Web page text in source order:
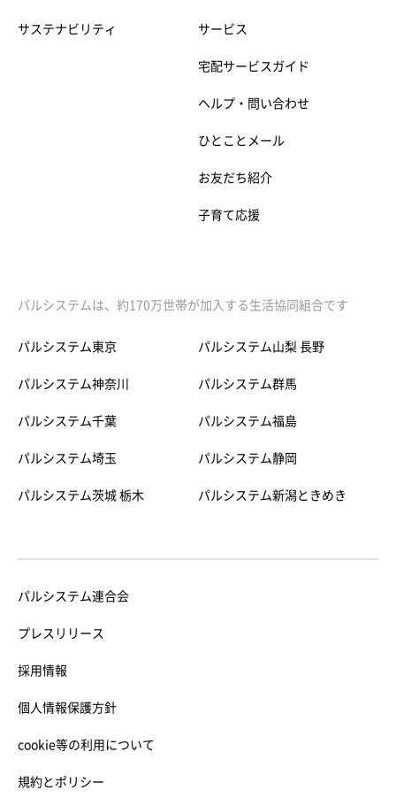
サステナビリティ サービス
宅配サービスガイド
ヘルプ・問い合わせ
ひとことメール
お友だち紹介
子育て応援
パルシステムは、約170万世帯が加入する生活協同組合です
パルシステム東京
パルシステム神奈川
パルシステム千葉
パルシステム埼玉
パルシステム茨城 栃木
パルシステム山梨 長野
パルシステム群馬
パルシステム福島
パルシステム静岡
パルシステム新潟ときめき
パルシステム連合会
プレスリリース
採用情報
個人情報保護方針
cookie等の利用について
規約とポリシー